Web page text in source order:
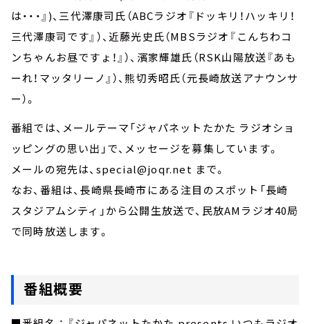
は・・・』)、三代澤康司氏（ABCラジオ『ドッキリ！ハッキリ！
三代澤康司です』）、近藤光史氏（MBSラジオ『こんちわコ
ンちゃんお昼ですょ！』）、濱家輝雄氏（RSK山陽放送『あも
ーれ！マッタリーノ』）、熊切秀昭氏（元長崎放送アナウンサ
ー）。
番組では、メールテーマ「ジャパネットたかた ラジオショ
ッピングの思い出」で、メッセージを募集しています。
メールの宛先は、special@joqr.net まで。
なお、番組は、長崎県長崎市にある注目のスポット「長崎
スタジアムシティ」から公開生放送で、民放AMラジオ40局
で同時放送します。
番組概要